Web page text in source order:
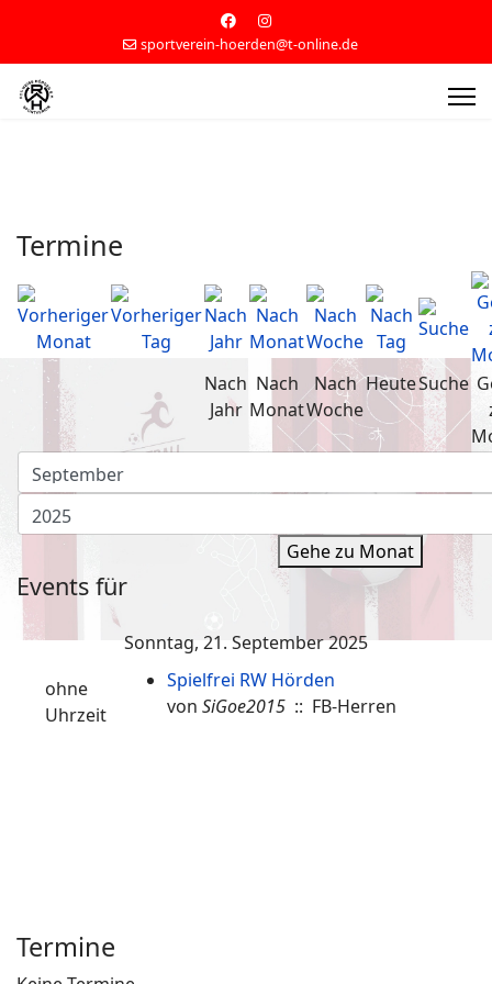
sportverein-hoerden@t-online.de
Termine
Nach
Jahr
Nach
Monat
Nach
Woche
HeuteSuche
Gehe zu Monat
Events für
Sonntag, 21. September 2025
ohne
Uhrzeit
Spielfrei RW Hörden
von SiGoe2015 :: FB-Herren
Termine